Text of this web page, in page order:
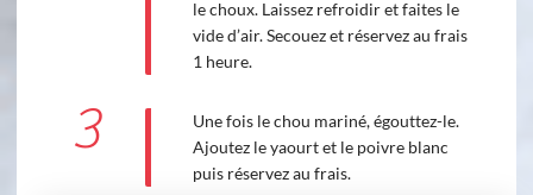
le choux. Laissez refroidir et faites le
vide d’air. Secouez et réservez au frais
1 heure.
3
Une fois le chou mariné, égouttez-le.
Ajoutez le yaourt et le poivre blanc
puis réservez au frais.